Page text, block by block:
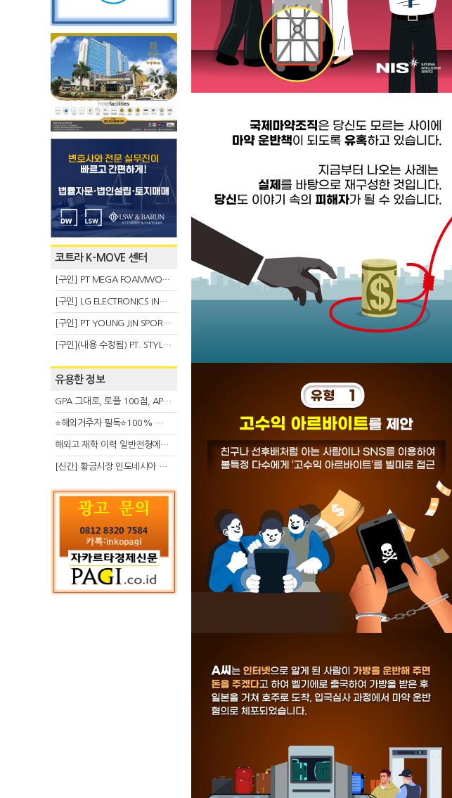
코트라 K-MOVE 센터
[구인] PT MEGA FOAMWORKS INDONESIA
[구인] LG ELECTRONICS INDONESIA
[구인] PT YOUNG JIN SPORT INDONESIA
[구인](내용 수정됨) PT. STYLE KOREAN INDONESIA (스타일 코리안 인도네시아)
유용한 정보
GPA 그대로, 토플 100점, AP 막막 — 원인은 하나입니다
⭐해외거주자 필독⭐100% 온라인 마지막 한국어교원 2급 추가모집 (~8/2)
해외고 재학 이력 일반전형에서 분명한 입시 강점 살리는 전략
[신간] 황금시장 인도네시아 슈퍼리치의 성공 수업